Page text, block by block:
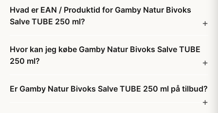
Hvad er EAN / Produktid for Gamby Natur Bivoks
Salve TUBE 250 ml?
Hvor kan jeg købe Gamby Natur Bivoks Salve TUBE
250 ml?
Er Gamby Natur Bivoks Salve TUBE 250 ml på tilbud?